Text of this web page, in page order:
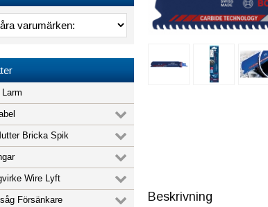
Bricka Spik
Wire Lyft
Försänkare Beskrivning